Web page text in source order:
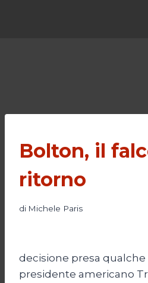
Bolton, il
ritorno
di Michele Paris
decisione presa qualche
presidente americano